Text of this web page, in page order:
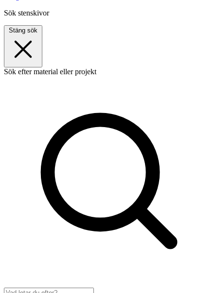
Sök stenskivor
Stäng sök
Sök efter material eller projekt